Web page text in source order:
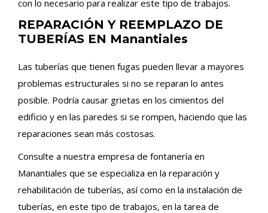
con lo necesario para realizar este tipo de trabajos.
REPARACIÓN Y REEMPLAZO DE
TUBERÍAS EN Manantiales
Las tuberías que tienen fugas pueden llevar a mayores
problemas estructurales si no se reparan lo antes
posible. Podría causar grietas en los cimientos del
edificio y en las paredes si se rompen, haciendo que las
reparaciones sean más costosas.
Consulte a nuestra empresa de fontanería en
Manantiales que se especializa en la reparación y
rehabilitación de tuberías, así como en la instalación de
tuberías, en este tipo de trabajos, en la tarea de